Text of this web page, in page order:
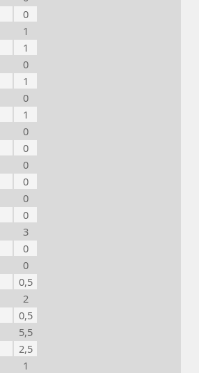
0
1
1
0
1
0
1
0
0
0
0
0
0
3
0
0
0,5
2
0,5
5,5
2,5
1